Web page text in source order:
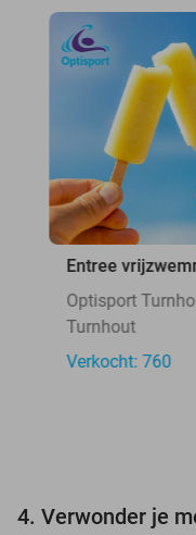
Entree
Optisport
Turnhout
Verkocht: 760
4. Verwonder je